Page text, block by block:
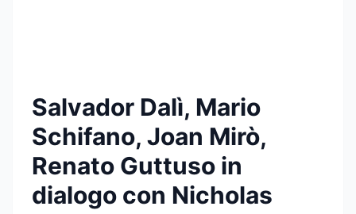
Salvador Dalì, Mario
Schifano, Joan Mirò,
Renato Guttuso in
dialogo con Nicholas